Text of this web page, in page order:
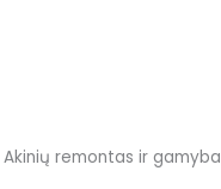
remontas ir gamyba